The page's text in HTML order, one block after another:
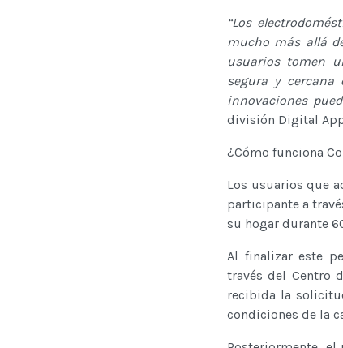
“Los
mucho más allá
usuarios tomen
segura y
innovaciones
división Digital
¿Cómo funciona
Los usuarios que
participante a
su hogar durante
Al finalizar este
través del Centro
recibida la
condiciones de la